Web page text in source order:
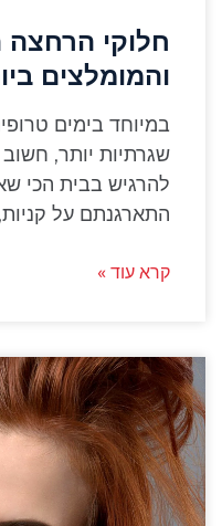
חלוקי הרחצה
והמומלצים
במיוחד בימים
שגרתיות יותר, חשוב
להרגיש בבית הכי
התארגנתם על
קרא עוד »